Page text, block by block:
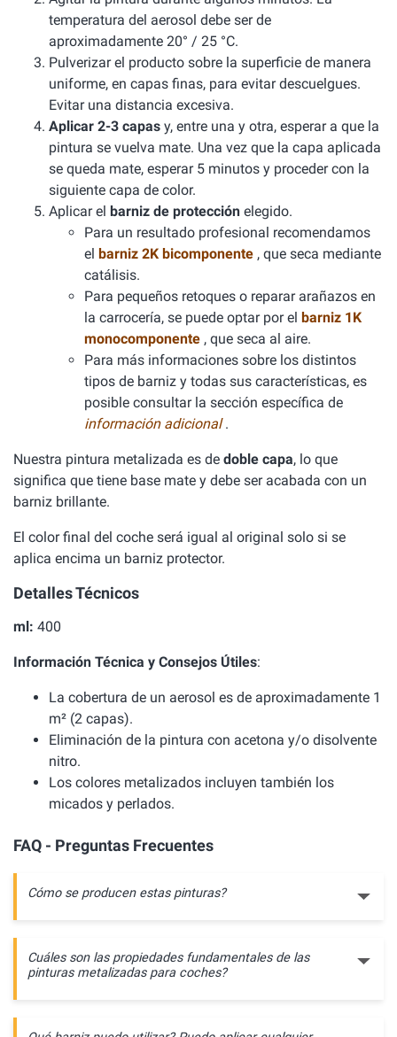
temperatura del aerosol debe ser de
aproximadamente 20° / 25 °C.
Pulverizar el producto sobre la superficie de manera
uniforme, en capas finas, para evitar descuelgues.
Evitar una distancia excesiva.
Aplicar 2-3 capas y, entre una y otra, esperar a que la
pintura se vuelva mate. Una vez que la capa aplicada
se queda mate, esperar 5 minutos y proceder con la
siguiente capa de color.
Aplicar el barniz de protección elegido.
Para un resultado profesional recomendamos
el barniz 2K bicomponente , que seca mediante
catálisis.
Para pequeños retoques o reparar arañazos en
la carrocería, se puede optar por el barniz 1K
monocomponente , que seca al aire.
Para más informaciones sobre los distintos
tipos de barniz y todas sus características, es
posible consultar la sección específica de
información adicional.
Nuestra pintura metalizada es de doble capa, lo que
significa que tiene base mate y debe ser acabada con un
barniz brillante.
El color final del coche será igual al original solo si se
aplica encima un barniz protector.
Detalles Técnicos
ml: 400
Información Técnica y Consejos Útiles:
La cobertura de un aerosol es de aproximadamente 1
m² (2 capas).
Eliminación de la pintura con acetona y/o disolvente
nitro.
Los colores metalizados incluyen también los
micados y perlados.
FAQ - Preguntas Frecuentes
Cómo se producen estas pinturas?
Cuáles son las propiedades fundamentales de las
pinturas metalizadas para coches?